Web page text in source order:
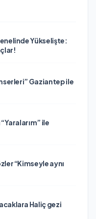
Yükselişte:
Gaziantep ile
ile
“Kimseyle aynı
Haliç gezi